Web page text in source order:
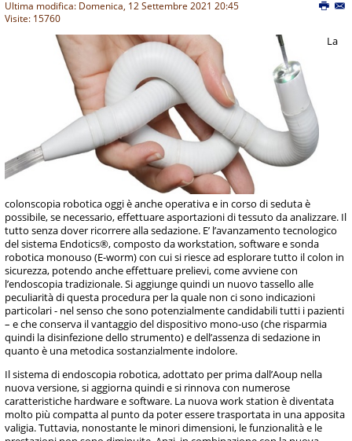
Ultima modifica: Domenica, 12 Settembre 2021 20:45
Visite: 15760
La
colonscopia robotica oggi è anche operativa e in corso di seduta è
possibile, se necessario, effettuare asportazioni di tessuto da analizzare. Il
tutto senza dover ricorrere alla sedazione. E’ l’avanzamento tecnologico
del sistema Endotics®, composto da workstation, software e sonda
robotica monouso (E-worm) con cui si riesce ad esplorare tutto il colon in
sicurezza, potendo anche effettuare prelievi, come avviene con
l’endoscopia tradizionale. Si aggiunge quindi un nuovo tassello alle
peculiarità di questa procedura per la quale non ci sono indicazioni
particolari - nel senso che sono potenzialmente candidabili tutti i pazienti
– e che conserva il vantaggio del dispositivo mono-uso (che risparmia
quindi la disinfezione dello strumento) e dell’assenza di sedazione in
quanto è una metodica sostanzialmente indolore.
Il sistema di endoscopia robotica, adottato per prima dall’Aoup nella
nuova versione, si aggiorna quindi e si rinnova con numerose
caratteristiche hardware e software. La nuova work station è diventata
molto più compatta al punto da poter essere trasportata in una apposita
valigia. Tuttavia, nonostante le minori dimensioni, le funzionalità e le